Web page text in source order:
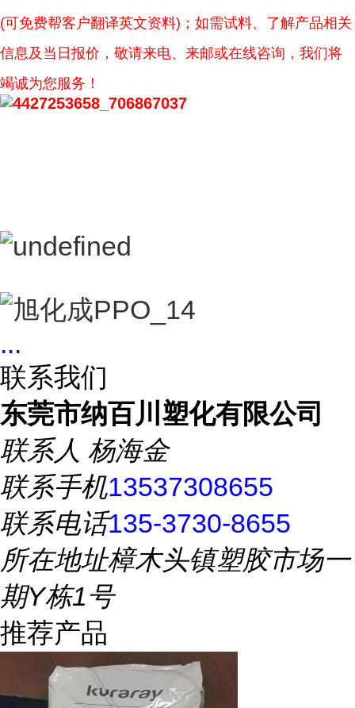
(可免费帮客户翻译英文资料)；如需试料、了解产品相关
信息及当日报价，敬请来电、来邮或在线咨询，我们将
竭诚为您服务！
...
联系我们
东莞市纳百川塑化有限公司
联系人 杨海金
联系手机13537308655
联系电话135-3730-8655
所在地址樟木头镇塑胶市场一
期Y栋1号
推荐产品